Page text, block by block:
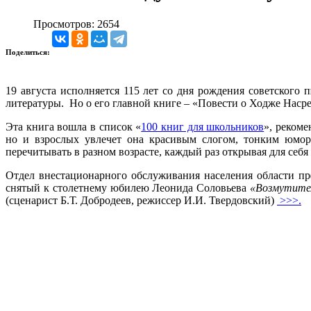
Просмотров: 2654
Поделиться:
19 августа исполняется 115 лет со дня рождения советского
литературы. Но о его главной книге – «Повести о Ходже
Эта книга вошла в список «100 книг для школьников»,
но и взрослых увлечет она красивым слогом, тонким
перечитывать в разном возрасте, каждый раз открывая для
Отдел внестационарного обслуживания населения области
снятый к столетнему юбилею Леонида Соловьева
(сценарист Б.Т. Добродеев, режиссер И.И. Твердовский) >>>.